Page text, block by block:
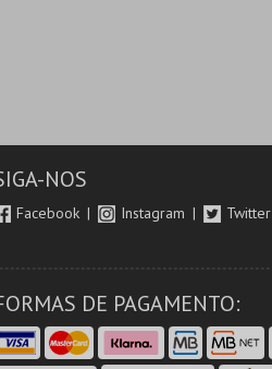
NOS
Facebook Instagram Twitter
DE PAGAMENTO: